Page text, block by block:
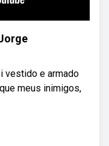
vestido e armado
meus inimigos,